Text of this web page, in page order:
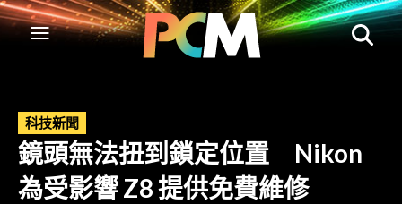
科技新聞
鏡頭無法扭到鎖定位置 Nikon
為受影響 Z8 提供免費維修